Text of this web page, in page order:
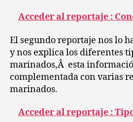
Acceder al reportaje :
El segundo reportaje nos lo
y nos explica los diferentes
marinados,Â esta
complementada con varias
marinados.
Acceder al reportaje :